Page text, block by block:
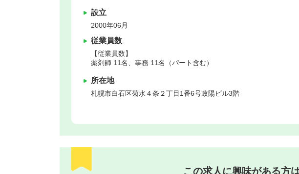
設立
2000年06月
従業員数
【従業員数】
薬剤師 11名、事務 11名（パート含む）
所在地
札幌市白石区菊水４条２丁目1番6号政陽ビル3階
この求人に興味がある方